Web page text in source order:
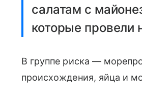
салатам с
которые провели
В группе риска —
происхождения, яйца и